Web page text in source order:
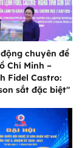
chuyên đề
Chí Minh –
Fidel Castro:
sắt đặc biệt"